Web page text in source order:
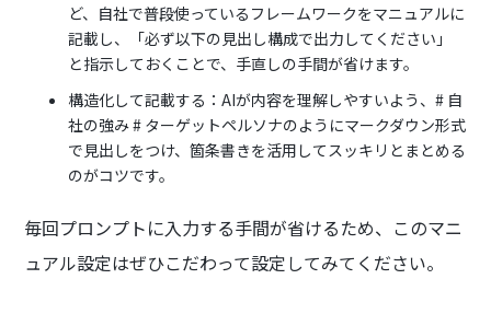
ど、自社で普段使っているフレームワークをマニュアルに
記載し、「必ず以下の見出し構成で出力してください」
と指示しておくことで、手直しの手間が省けます。
構造化して記載する：AIが内容を理解しやすいよう、# 自
社の強み # ターゲットペルソナのようにマークダウン形式
で見出しをつけ、箇条書きを活用してスッキリとまとめる
のがコツです。
毎回プロンプトに入力する手間が省けるため、このマニ
ュアル設定はぜひこだわって設定してみてください。